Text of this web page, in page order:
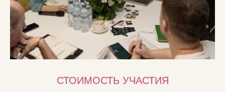
СТОИМОСТЬ УЧАСТИЯ